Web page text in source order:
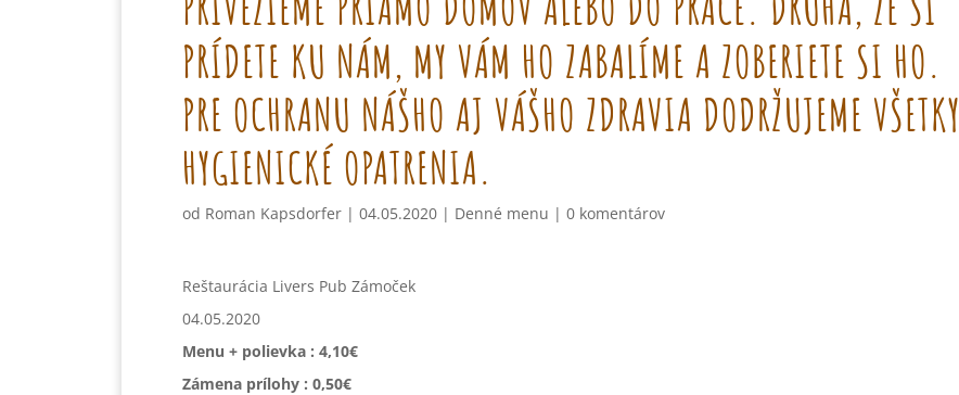
PRÍDETE KU NÁM, MY VÁM HO ZABALÍME A ZOBERIETE SI HO.
PRE OCHRANU NÁŠHO AJ VÁŠHO ZDRAVIA DODRŽUJEME VŠETKY
HYGIENICKÉ OPATRENIA.
od Roman Kapsdorfer | 04.05.2020 | Denné menu | 0 komentárov
Reštaurácia Livers Pub Zámoček
04.05.2020
Menu + polievka : 4,10€
Zámena prílohy : 0,50€